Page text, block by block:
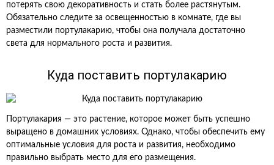
потерять свою декоративность и стать более растянутым.
Обязательно следите за освещенностью в комнате, где вы
разместили портулакарию, чтобы она получала достаточно
света для нормального роста и развития.
Куда поставить портулакарию
Портулакария — это растение, которое может быть успешно
выращено в домашних условиях. Однако, чтобы обеспечить ему
оптимальные условия для роста и развития, необходимо
правильно выбрать место для его размещения.